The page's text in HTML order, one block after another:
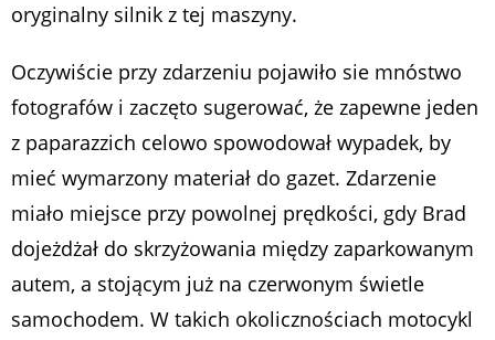
oryginalny silnik z tej maszyny.
Oczywiście przy zdarzeniu pojawiło sie mnóstwo
fotografów i zaczęto sugerować, że zapewne jeden
z paparazzich celowo spowodował wypadek, by
mieć wymarzony materiał do gazet. Zdarzenie
miało miejsce przy powolnej prędkości, gdy Brad
dojeżdżał do skrzyżowania między zaparkowanym
autem, a stojącym już na czerwonym świetle
samochodem. W takich okolicznościach motocykl